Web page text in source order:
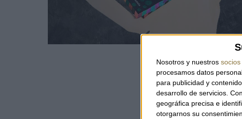
Nosotros y nuestros socios
procesamos datos
para publicidad y
desarrollo de servicios.
geográfica precisa e
otorgarnos su